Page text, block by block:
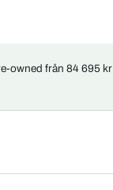
owned från 84 695 kr